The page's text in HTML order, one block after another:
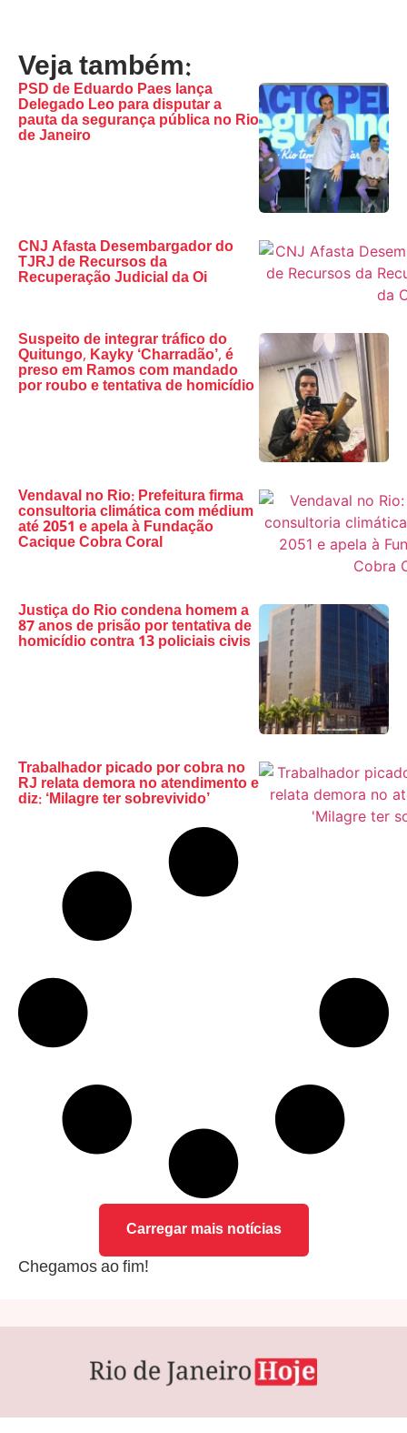
Veja também:
PSD de Eduardo Paes lança
Delegado Leo para disputar a
pauta da segurança pública no Rio
de Janeiro
CNJ Afasta Desembargador do
TJRJ de Recursos da
Recuperação Judicial da Oi
Suspeito de integrar tráfico do
Quitungo, Kayky ‘Charradão’, é
preso em Ramos com mandado
por roubo e tentativa de homicídio
Vendaval no Rio: Prefeitura firma
consultoria climática com médium
até 2051 e apela à Fundação
Cacique Cobra Coral
Justiça do Rio condena homem a
87 anos de prisão por tentativa de
homicídio contra 13 policiais civis
Trabalhador picado por cobra no
RJ relata demora no atendimento e
diz: ‘Milagre ter sobrevivido’
Carregar mais notícias
Chegamos ao fim!